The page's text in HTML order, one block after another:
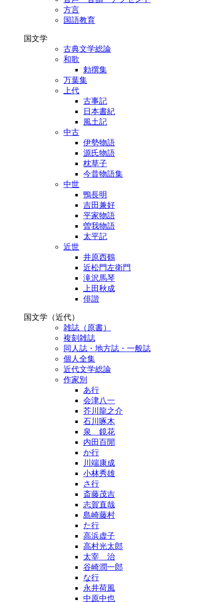
方言
国語教育
国文学
古典文学総論
和歌
勅撰集
万葉集
上代
古事記
日本書紀
風土記
中古
伊勢物語
源氏物語
枕草子
今昔物語集
中世
鴨長明
吉田兼好
平家物語
曽我物語
太平記
近世
井原西鶴
近松門左衛門
滝沢馬琴
上田秋成
俳諧
国文学（近代）
雑誌（原書）
複刻雑誌
同人誌・地方誌・一般誌
個人全集
近代文学総論
作家別
あ行
会津八一
芥川龍之介
石川啄木
泉 鏡花
内田百閒
か行
川端康成
小林秀雄
さ行
斎藤茂吉
志賀直哉
島崎藤村
た行
高浜虚子
高村光太郎
太宰 治
谷崎潤一郎
な行
永井荷風
中原中也